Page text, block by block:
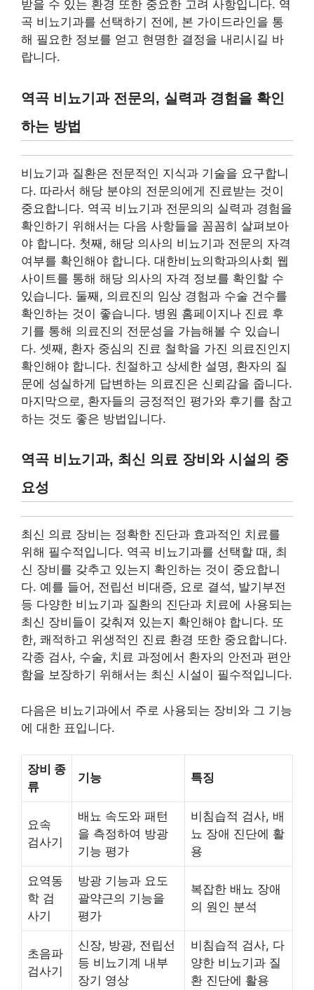
받을 수 있는 환경 또한 중요한 고려 사항입니다. 역
곡 비뇨기과를 선택하기 전에, 본 가이드라인을 통
해 필요한 정보를 얻고 현명한 결정을 내리시길 바
랍니다.
역곡 비뇨기과 전문의, 실력과 경험을 확인
하는 방법
비뇨기과 질환은 전문적인 지식과 기술을 요구합니
다. 따라서 해당 분야의 전문의에게 진료받는 것이
중요합니다. 역곡 비뇨기과 전문의의 실력과 경험을
확인하기 위해서는 다음 사항들을 꼼꼼히 살펴보아
야 합니다. 첫째, 해당 의사의 비뇨기과 전문의 자격
여부를 확인해야 합니다. 대한비뇨의학과의사회 웹
사이트를 통해 해당 의사의 자격 정보를 확인할 수
있습니다. 둘째, 의료진의 임상 경험과 수술 건수를
확인하는 것이 좋습니다. 병원 홈페이지나 진료 후
기를 통해 의료진의 전문성을 가늠해볼 수 있습니
다. 셋째, 환자 중심의 진료 철학을 가진 의료진인지
확인해야 합니다. 친절하고 상세한 설명, 환자의 질
문에 성실하게 답변하는 의료진은 신뢰감을 줍니다.
마지막으로, 환자들의 긍정적인 평가와 후기를 참고
하는 것도 좋은 방법입니다.
역곡 비뇨기과, 최신 의료 장비와 시설의 중
요성
최신 의료 장비는 정확한 진단과 효과적인 치료를
위해 필수적입니다. 역곡 비뇨기과를 선택할 때, 최
신 장비를 갖추고 있는지 확인하는 것이 중요합니
다. 예를 들어, 전립선 비대증, 요로 결석, 발기부전
등 다양한 비뇨기과 질환의 진단과 치료에 사용되는
최신 장비들이 갖춰져 있는지 확인해야 합니다. 또
한, 쾌적하고 위생적인 진료 환경 또한 중요합니다.
각종 검사, 수술, 치료 과정에서 환자의 안전과 편안
함을 보장하기 위해서는 최신 시설이 필수적입니다.
다음은 비뇨기과에서 주로 사용되는 장비와 그 기능
에 대한 표입니다.
장비 종
류
기능 특징
요속
검사기
배뇨 속도와 패턴
을 측정하여 방광
기능 평가
비침습적 검사, 배
뇨 장애 진단에 활
용
요역동
학 검
사기
방광 기능과 요도
괄약근의 기능을
평가
복잡한 배뇨 장애
의 원인 분석
초음파
검사기
신장, 방광, 전립선
등 비뇨기계 내부
장기 영상
비침습적 검사, 다
양한 비뇨기과 질
환 진단에 활용